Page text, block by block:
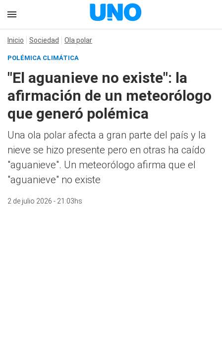
Inicio Sociedad Ola polar
POLÉMICA CLIMÁTICA
"El aguanieve no existe": la
afirmación de un meteorólogo
que generó polémica
Una ola polar afecta a gran parte del país y la
nieve se hizo presente pero en otras ha caído
"aguanieve". Un meteorólogo afirma que el
"aguanieve" no existe
2 de julio 2026 - 21:03hs